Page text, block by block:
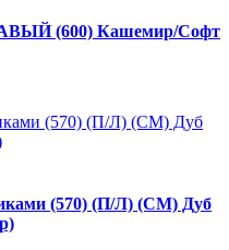
(600) Кашемир/Софт
(570) (П/Л) (СМ) Дуб